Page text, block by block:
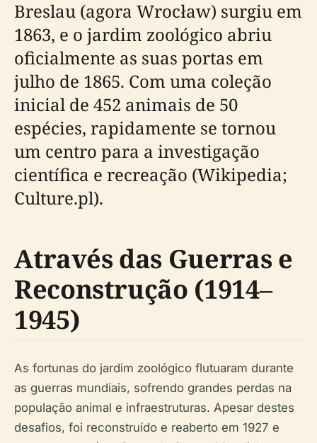
Breslau (agora Wrocław) surgiu em
1863, e o jardim zoológico abriu
oficialmente as suas portas em
julho de 1865. Com uma coleção
inicial de 452 animais de 50
espécies, rapidamente se tornou
um centro para a investigação
científica e recreação (Wikipedia;
Culture.pl).
Através das Guerras e
Reconstrução (1914–
1945)
As fortunas do jardim zoológico flutuaram durante
as guerras mundiais, sofrendo grandes perdas na
população animal e infraestruturas. Apesar destes
desafios, foi reconstruído e reaberto em 1927 e